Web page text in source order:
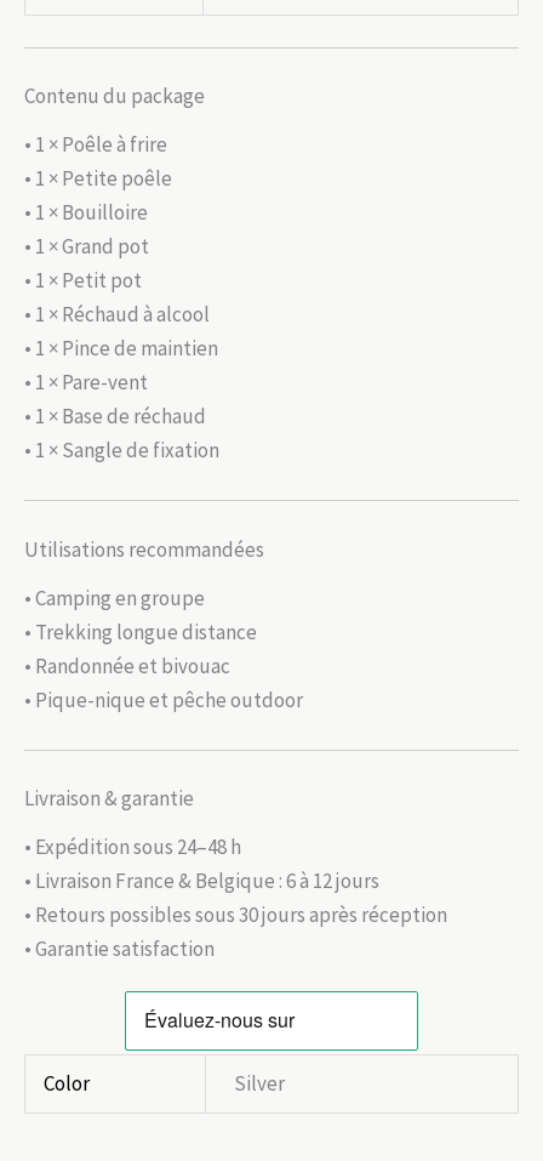
Contenu du package
• 1 × Poêle à frire
• 1 × Petite poêle
• 1 × Bouilloire
• 1 × Grand pot
• 1 × Petit pot
• 1 × Réchaud à alcool
• 1 × Pince de maintien
• 1 × Pare-vent
• 1 × Base de réchaud
• 1 × Sangle de fixation
Utilisations recommandées
• Camping en groupe
• Trekking longue distance
• Randonnée et bivouac
• Pique-nique et pêche outdoor
Livraison & garantie
• Expédition sous 24–48 h
• Livraison France & Belgique : 6 à 12 jours
• Retours possibles sous 30 jours après réception
• Garantie satisfaction
Color Silver